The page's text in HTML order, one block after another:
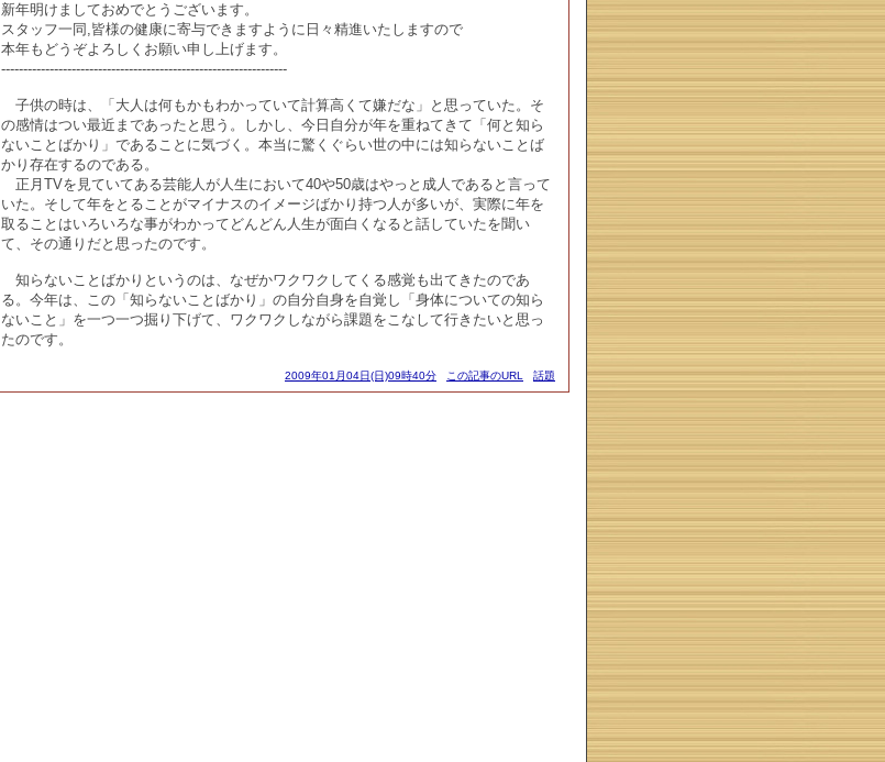
新年明けましておめでとうございます。
スタッフ一同,皆様の健康に寄与できますように日々精進いたしますので
本年もどうぞよろしくお願い申し上げます。
-----------------------------------------------------------------
子供の時は、「大人は何もかもわかっていて計算高くて嫌だな」と思っていた。そ
の感情はつい最近まであったと思う。しかし、今日自分が年を重ねてきて「何と知ら
ないことばかり」であることに気づく。本当に驚くぐらい世の中には知らないことば
かり存在するのである。
正月TVを見ていてある芸能人が人生において40や50歳はやっと成人であると言って
いた。そして年をとることがマイナスのイメージばかり持つ人が多いが、実際に年を
取ることはいろいろな事がわかってどんどん人生が面白くなると話していたを聞い
て、その通りだと思ったのです。
知らないことばかりというのは、なぜかワクワクしてくる感覚も出てきたのであ
る。今年は、この「知らないことばかり」の自分自身を自覚し「身体についての知ら
ないこと」を一つ一つ掘り下げて、ワクワクしながら課題をこなして行きたいと思っ
たのです。
2009年01月04日(日)09時40分 この記事のURL 話題